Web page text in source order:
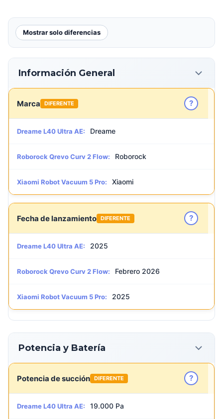
Mostrar solo diferencias
Información General
Marca DIFERENTE ?
Dreame L40 Ultra AE: Dreame
Roborock Qrevo Curv 2 Flow: Roborock
Xiaomi Robot Vacuum 5 Pro: Xiaomi
Fecha de lanzamiento DIFERENTE ?
Dreame L40 Ultra AE: 2025
Roborock Qrevo Curv 2 Flow: Febrero 2026
Xiaomi Robot Vacuum 5 Pro: 2025
Potencia y Batería
Potencia de succión DIFERENTE ?
Dreame L40 Ultra AE: 19.000 Pa